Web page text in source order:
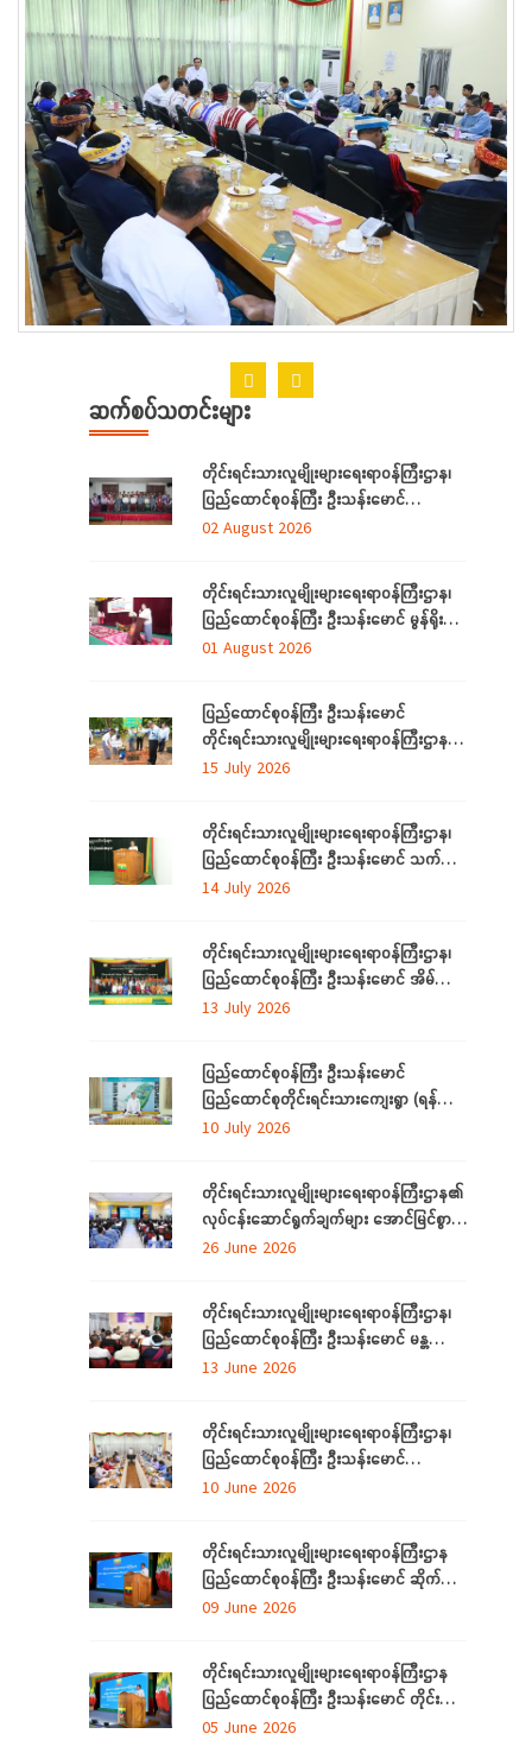
ဆက်စပ်သတင်းများ
တိုင်းရင်းသားလူမျိုးများရေးရာဝန်ကြီးဌာန၊
ပြည်ထောင်စုဝန်ကြီး ဦးသန်းမောင်
ရန်ကုန်တိုင်းဒေသကြီးအတွင်းရှိ
နှင့် တွေ့ဆုံ
02 August 2026
တိုင်းရင်းသားလူမျိုးများရေးရာဝန်ကြီးဌာန၊
ပြည်ထောင်စုဝန်ကြီး ဦးသန်းမောင် မွန်ရိုးရာ
ဝတ်စုံချုပ်လုပ်နည်းသင်တန်းဆင်းပွဲ
01 August 2026
ပြည်ထောင်စုဝန်ကြီး ဦးသန်းမောင်
တိုင်းရင်းသားလူမျိုးများရေးရာဝန်ကြီးဌာန မိုး
ရာသီသစ်ပင်စိုက်ပျိုးပွဲ အခမ်းအနားတက်
15 July 2026
တိုင်းရင်းသားလူမျိုးများရေးရာဝန်ကြီးဌာန၊
ပြည်ထောင်စုဝန်ကြီး ဦးသန်းမောင် သက်မွေး
ပညာသင်တန်းများ သင်တန်းဆင်းပွဲ
14 July 2026
တိုင်းရင်းသားလူမျိုးများရေးရာဝန်ကြီးဌာန၊
ပြည်ထောင်စုဝန်ကြီး ဦးသန်းမောင် အိမ်သုံး
ဆိုလာများ လွှဲပြောင်းထောက်ပံ့ပေးခြင်း
13 July 2026
ပြည်ထောင်စုဝန်ကြီး ဦးသန်းမောင်
ပြည်ထောင်စုတိုင်းရင်းသားကျေးရွာ (ရန်ကုန်)
အဆင့်မြှင့်တင်လုပ်ငန်းဆောင်ရွက်မှုများအား
10 July 2026
တိုင်းရင်းသားလူမျိုးများရေးရာဝန်ကြီးဌာန၏
လုပ်ငန်းဆောင်ရွက်ချက်များ အောင်မြင်စွာ
အကောင်အထည်ဖော်နိုင်ရေးအတွက်
26 June 2026
တိုင်းရင်းသားလူမျိုးများရေးရာဝန်ကြီးဌာန၊
ပြည်ထောင်စုဝန်ကြီး ဦးသန်းမောင် မန္တလေး
တိုင်းဒေသကြီးအတွင်းရှိ တိုင်းရင်းသားစာပေ
ဆွေးနွေး
13 June 2026
တိုင်းရင်းသားလူမျိုးများရေးရာဝန်ကြီးဌာန၊
ပြည်ထောင်စုဝန်ကြီး ဦးသန်းမောင်
ပြည်ထောင်စုနယ်မြေ နေပြည်တော်အတွင်းရှိ
အသင်းအဖွဲ့များနှင့် တွေ့ဆုံဆွေးနွေး
10 June 2026
တိုင်းရင်းသားလူမျိုးများရေးရာဝန်ကြီးဌာန
ပြည်ထောင်စုဝန်ကြီး ဦးသန်းမောင် ဆိုက်ဘာ
လုံခြုံရေး (Cyber Security) ဆိုင်ရာ
ရောက်
09 June 2026
တိုင်းရင်းသားလူမျိုးများရေးရာဝန်ကြီးဌာန
ပြည်ထောင်စုဝန်ကြီး ဦးသန်းမောင် တိုင်း
ဒေသကြီးနှင့် ပြည်နယ်များမှ
05 June 2026